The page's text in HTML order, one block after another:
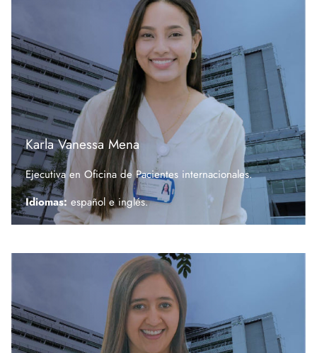
Karla Vanessa Mena
Ejecutiva en Oficina de Pacientes internacionales.
Idiomas: español e inglés.